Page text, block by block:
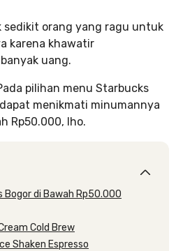
sedikit orang yang ragu untuk
karena khawatir
uang.
pilihan menu Starbucks
menikmati minumannya
Rp50.000, lho.
Bogor di Bawah Rp50.000
Cold Brew
Shaken Espresso